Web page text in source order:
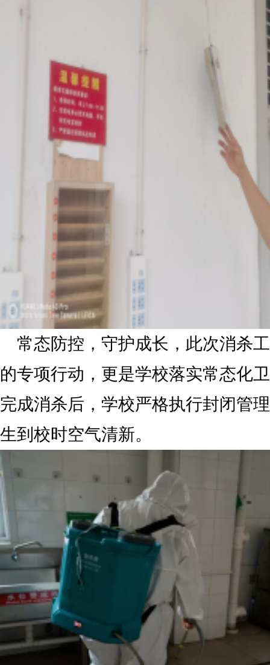
常态防控，守护成长，此次消杀
的专项行动，更是学校落实常态化
完成消杀后，学校严格执行封闭管
生到校时空气清新。